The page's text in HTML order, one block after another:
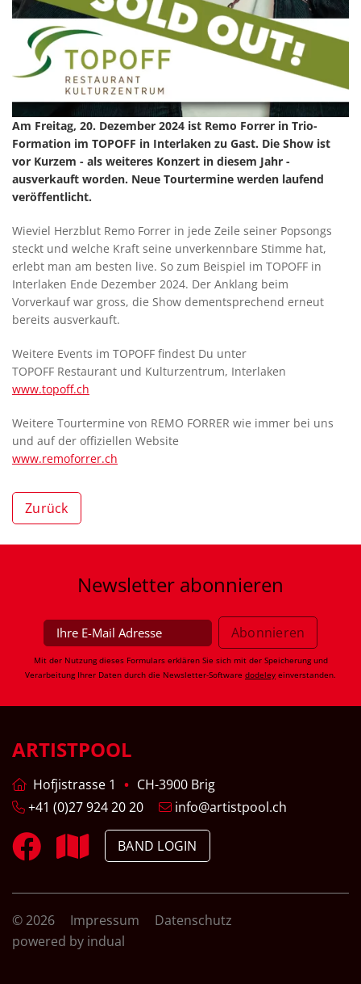
Am Freitag, 20. Dezember 2024 ist Remo Forrer in Trio-
Formation im TOPOFF in Interlaken zu Gast. Die Show ist
vor Kurzem - als weiteres Konzert in diesem Jahr -
ausverkauft worden. Neue Tourtermine werden laufend
veröffentlicht.
Wieviel Herzblut Remo Forrer in jede Zeile seiner Popsongs
steckt und welche Kraft seine unverkennbare Stimme hat,
erlebt man am besten live. So zum Beispiel im TOPOFF in
Interlaken Ende Dezember 2024. Der Anklang beim
Vorverkauf war gross, die Show dementsprechend erneut
bereits ausverkauft.
Weitere Events im TOPOFF findest Du unter
TOPOFF Restaurant und Kulturzentrum, Interlaken
www.topoff.ch
Weitere Tourtermine von REMO FORRER wie immer bei uns
und auf der offiziellen Website
www.remoforrer.ch
Zurück
Newsletter abonnieren
Mit der Nutzung dieses Formulars erklären Sie sich mit der Speicherung und
Verarbeitung Ihrer Daten durch die Newsletter-Software dodeley einverstanden.
ARTISTPOOL
Hofjistrasse 1
CH-3900 Brig
+41 (0)27 924 20 20
info@artistpool.ch
BAND LOGIN
© 2026 Impressum
Datenschutz
powered by indual